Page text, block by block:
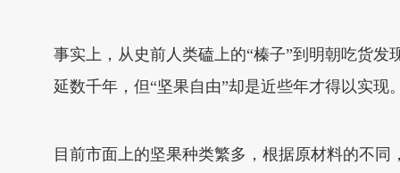
事实上，从史前人类磕上的“榛子”到明朝吃货发
延数千年，但“坚果自由”却是近些年才得以实现
目前市面上的坚果种类繁多，根据原材料的不